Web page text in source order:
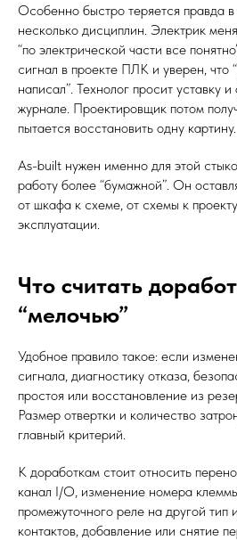
Особенно быстро теряется правда в
несколько дисциплин. Электрик
“по электрической части все
сигнал в проекте ПЛК и уверен, что
написал”. Технолог просит уставку
журнале. Проектировщик потом
пытается восстановить одну картину.
As-built нужен именно для этой
работу более “бумажной”. Он
от шкафа к схеме, от схемы к
эксплуатации.
Что считать
“мелочью”
Удобное правило такое: если
сигнала, диагностику отказа,
простоя или восстановление из
Размер отвертки и количество
главный критерий.
К доработкам стоит относить
канал I/O, изменение номера
промежуточного реле на другой тип
контактов, добавление или снятие